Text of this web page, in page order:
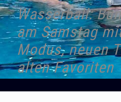
Wasserball:
am Samstag
Modus, neuen
alten Favoriten